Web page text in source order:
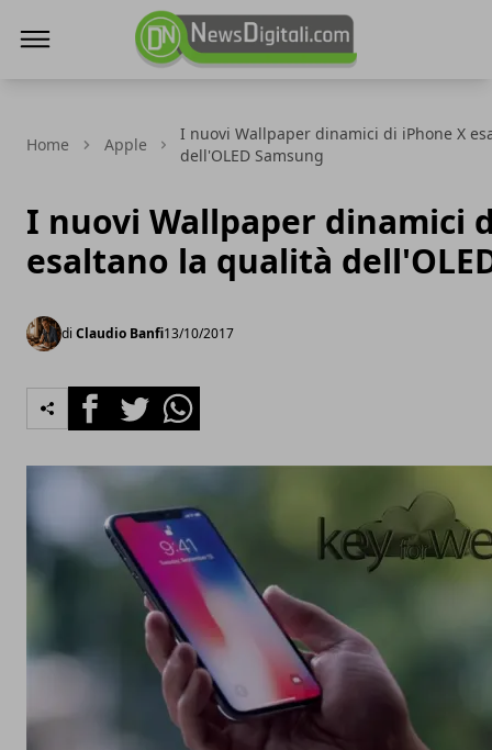
Home Apple
I nuovi Wallpaper dinamici di iPhone X
dell'OLED Samsung
I nuovi Wallpaper dinamici
esaltano la qualità
di Claudio Banfi13/10/2017
FacebookTwitterWhatsapp